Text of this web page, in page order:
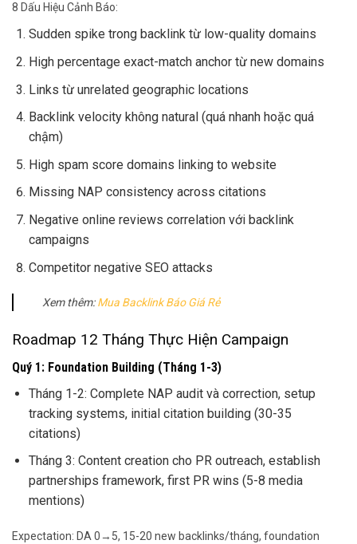
8 Dấu Hiệu Cảnh Báo:
Sudden spike trong backlink từ low-quality domains
High percentage exact-match anchor từ new domains
Links từ unrelated geographic locations
Backlink velocity không natural (quá nhanh hoặc quá
chậm)
High spam score domains linking to website
Missing NAP consistency across citations
Negative online reviews correlation với backlink
campaigns
Competitor negative SEO attacks
Xem thêm:Mua Backlink Báo Giá Rẻ
Roadmap 12 Tháng Thực Hiện Campaign
Quý 1: Foundation Building (Tháng 1-3)
Tháng 1-2: Complete NAP audit và correction, setup
tracking systems, initial citation building (30-35
citations)
Tháng 3: Content creation cho PR outreach, establish
partnerships framework, first PR wins (5-8 media
mentions)
Expectation: DA 0→5, 15-20 new backlinks/tháng, foundation